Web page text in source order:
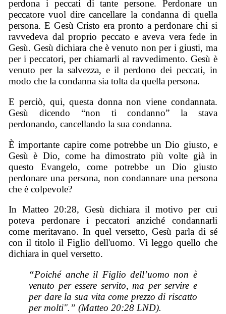
perdona i peccati di tante persone. Perdonare un
peccatore vuol dire cancellare la condanna di quella
persona. E Gesù Cristo era pronto a perdonare chi si
ravvedeva dal proprio peccato e aveva vera fede in
Gesù. Gesù dichiara che è venuto non per i giusti, ma
per i peccatori, per chiamarli al ravvedimento. Gesù è
venuto per la salvezza, e il perdono dei peccati, in
modo che la condanna sia tolta da quella persona.
E perciò, qui, questa donna non viene condannata.
Gesù dicendo “non ti condanno” la stava
perdonando, cancellando la sua condanna.
È importante capire come potrebbe un Dio giusto, e
Gesù è Dio, come ha dimostrato più volte già in
questo Evangelo, come potrebbe un Dio giusto
perdonare una persona, non condannare una persona
che è colpevole?
In Matteo 20:28, Gesù dichiara il motivo per cui
poteva perdonare i peccatori anziché condannarli
come meritavano. In quel versetto, Gesù parla di sé
con il titolo il Figlio dell'uomo. Vi leggo quello che
dichiara in quel versetto.
“Poiché anche il Figlio dell’uomo non è
venuto per essere servito, ma per servire e
per dare la sua vita come prezzo di riscatto
per molti".” (Matteo 20:28 LND).